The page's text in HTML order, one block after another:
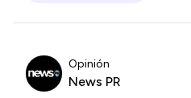
Opinión
News PR